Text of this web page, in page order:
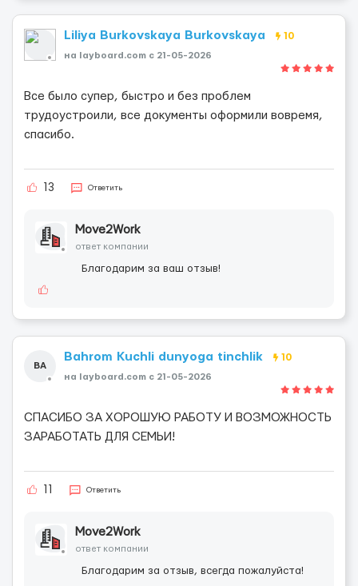
Liliya Burkovskaya Burkovskaya 10
на layboard.com c 21-05-2026
Все было супер, быстро и без проблем
трудоустроили, все документы оформили вовремя,
спасибо.
13 Ответить
Move2Work
ответ компании
Благодарим за ваш отзыв!
BA
Bahrom Kuchli dunyoga tinchlik 10
на layboard.com c 21-05-2026
СПАСИБО ЗА ХОРОШУЮ РАБОТУ И ВОЗМОЖНОСТЬ
ЗАРАБОТАТЬ ДЛЯ СЕМЬИ!
Ответить
Move2Work
ответ компании
Благодарим за отзыв, всегда пожалуйста!